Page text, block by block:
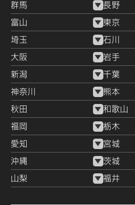
群馬 長野
富山 東京
埼玉 石川
大阪 岩手
新潟 千葉
神奈川 熊本
秋田 和歌山
福岡 栃木
愛知 宮城
沖縄 茨城
山梨 福井